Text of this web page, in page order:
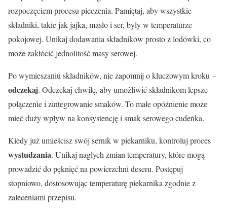
rozpoczęciem procesu pieczenia. Pamiętaj, aby wszystkie
składniki, takie jak jajka, masło i ser, były w temperaturze
pokojowej. Unikaj dodawania składników prosto z lodówki, co
może zakłócić jednolitość masy serowej.
Po wymieszaniu składników, nie zapomnij o kluczowym kroku –
odczekaj. Odczekaj chwilę, aby umożliwić składnikom lepsze
połączenie i zintegrowanie smaków. To małe opóźnienie może
mieć duży wpływ na konsystencję i smak serowego cudeńka.
Kiedy już umieścisz swój sernik w piekarniku, kontroluj proces
wystudzania. Unikaj nagłych zmian temperatury, które mogą
prowadzić do pęknięć na powierzchni deseru. Postępuj
stopniowo, dostosowując temperaturę piekarnika zgodnie z
zaleceniami przepisu.